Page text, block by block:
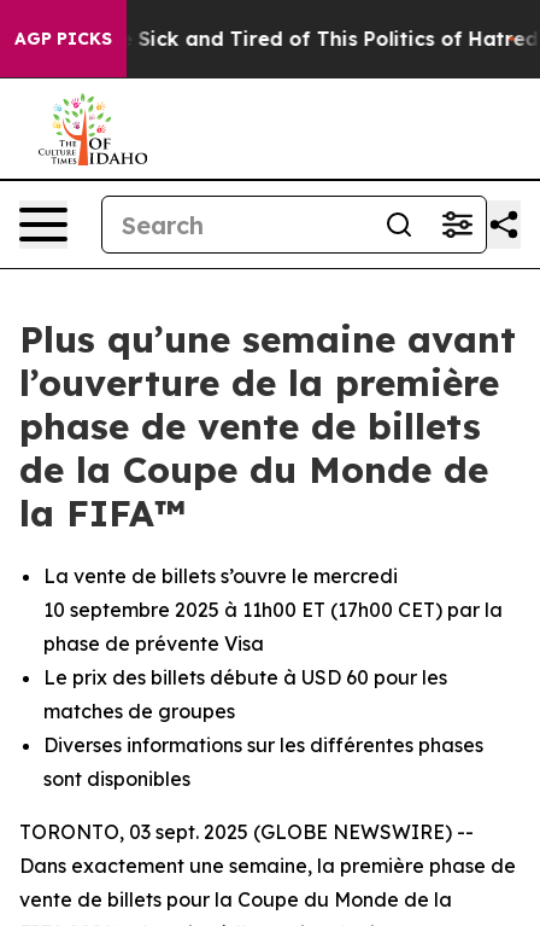
AGP PICKS
Are Sick and Tired of This Politics of Hatred” The
Plus qu’une semaine avant
l’ouverture de la première
phase de vente de billets
de la Coupe du Monde de
la FIFA™
La vente de billets s’ouvre le mercredi
10 septembre 2025 à 11h00 ET (17h00 CET) par la
phase de prévente Visa
Le prix des billets débute à USD 60 pour les
matches de groupes
Diverses informations sur les différentes phases
sont disponibles
TORONTO, 03 sept. 2025 (GLOBE NEWSWIRE) --
Dans exactement une semaine, la première phase de
vente de billets pour la Coupe du Monde de la